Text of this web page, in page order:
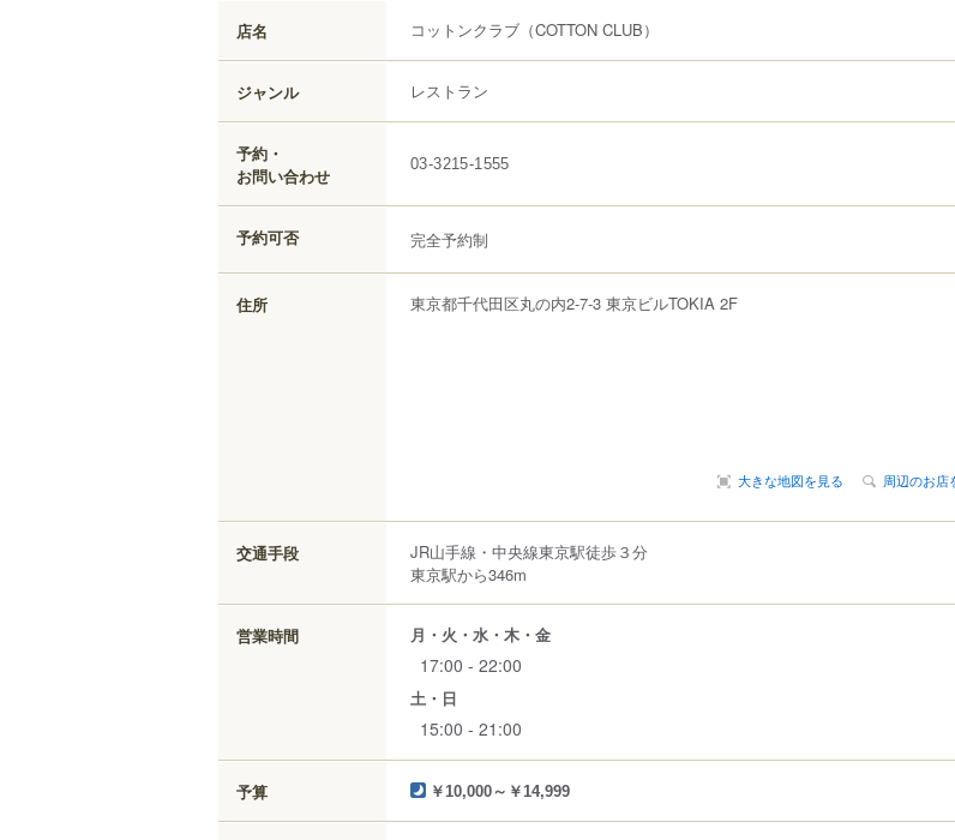
店名 コットンクラブ （COTTON CLUB）
ジャンル レストラン
予約・
お問い合わせ
03-3215-1555
予約可否 完全予約制
住所 東京都千代田区丸の内2-7-3 東京ビルTOKIA 2F
大きな地図を見る 周辺のお店
交通手段
JR山手線・中央線東京駅徒歩３分
東京駅から346m
営業時間 月・火・水・木・金
17:00 - 22:00
土・日
15:00 - 21:00
予算 ￥10,000～￥14,999